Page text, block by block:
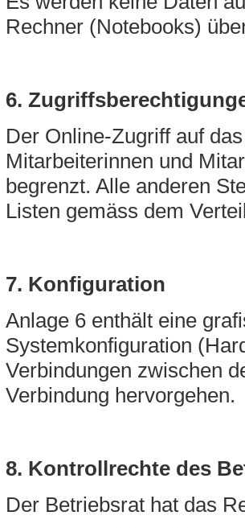
Rechner (Notebooks)
6.
Der Online-Zugriff auf
Mitarbeiterinnen und
begrenzt. Alle anderen
Listen gemäss dem
7. Konfiguration
Anlage 6 enthält eine
Systemkonfiguration
Verbindungen zwischen
Verbindung hervorgehen.
8. Kontrollrechte des
Der Betriebsrat hat das